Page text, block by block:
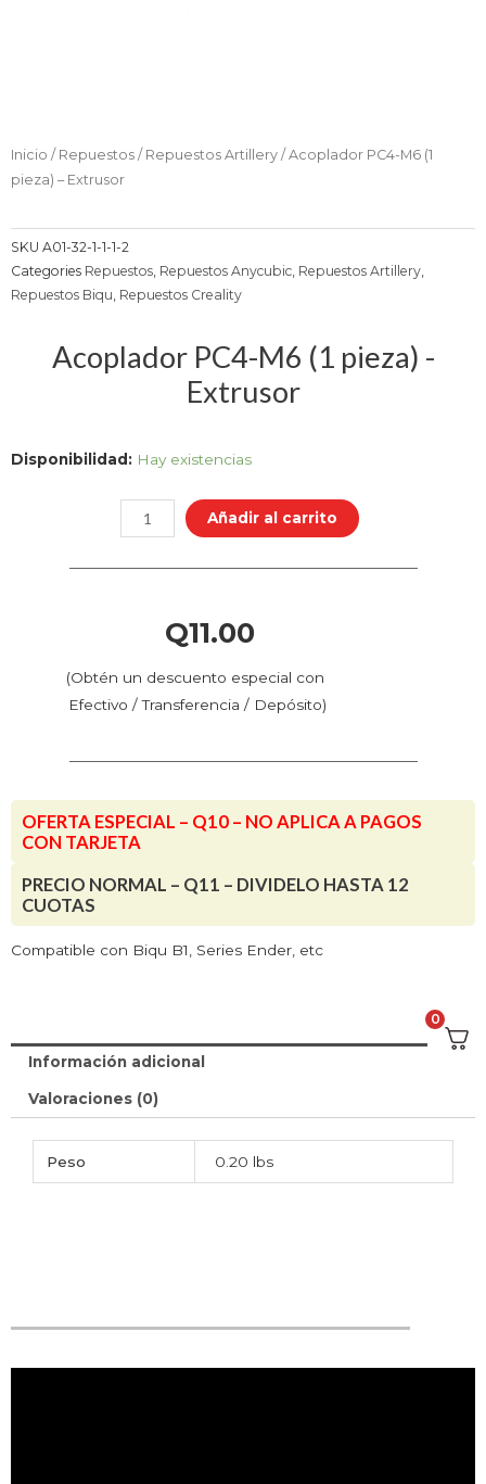
Inicio / Repuestos / Repuestos Artillery / Acoplador PC4-M6 (1
pieza) – Extrusor
SKU A01-32-1-1-1-2
Categories Repuestos, Repuestos Anycubic, Repuestos Artillery,
Repuestos Biqu, Repuestos Creality
Acoplador PC4-M6 (1 pieza) -
Extrusor
Disponibilidad: Hay existencias
Acoplador
(1
pieza)
Extrusor
cantidad
Añadir al carrito
Q11.00
(Obtén un descuento especial con
Efectivo / Transferencia / Depósito)
OFERTA ESPECIAL – Q10 – NO APLICA A PAGOS
CON TARJETA
PRECIO NORMAL – Q11 – DIVIDELO HASTA 12
CUOTAS
Compatible con Biqu B1, Series Ender, etc
Información adicional
Valoraciones (0)
Peso 0.20 lbs
0